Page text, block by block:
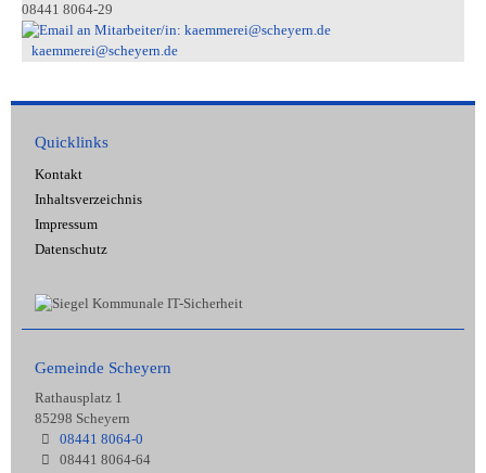
08441 8064-29
kaemmerei@scheyern.de
Quicklinks
Kontakt
Inhaltsverzeichnis
Impressum
Datenschutz
Gemeinde Scheyern
Rathausplatz 1
85298 Scheyern
08441 8064-0
08441 8064-64